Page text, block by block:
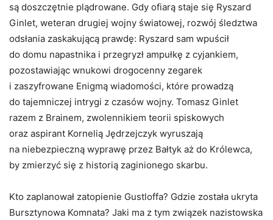
są doszczętnie plądrowane. Gdy ofiarą staje się Ryszard
Ginlet, weteran drugiej wojny światowej, rozwój śledztwa
odsłania zaskakującą prawdę: Ryszard sam wpuścił
do domu napastnika i przegryzł ampułkę z cyjankiem,
pozostawiając wnukowi drogocenny zegarek
i zaszyfrowane Enigmą wiadomości, które prowadzą
do tajemniczej intrygi z czasów wojny. Tomasz Ginlet
razem z Brainem, zwolennikiem teorii spiskowych
oraz aspirant Kornelią Jędrzejczyk wyruszają
na niebezpieczną wyprawę przez Bałtyk aż do Królewca,
by zmierzyć się z historią zaginionego skarbu.
Kto zaplanował zatopienie Gustloffa? Gdzie została ukryta
Bursztynowa Komnata? Jaki ma z tym związek nazistowska